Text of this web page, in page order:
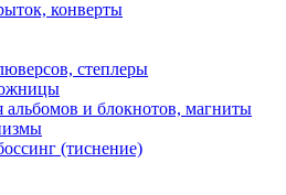
конверты
степлеры
альбомов и блокнотов, магниты
(тиснение)